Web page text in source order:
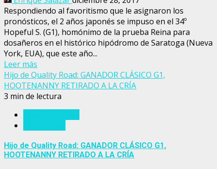
Respondiendo al favoritismo que le asignaron los
pronósticos, el 2 años japonés se impuso en el 34º
Hopeful S. (G1), homónimo de la prueba Reina para
dosañeros en el histórico hipódromo de Saratoga (Nueva
York, EUA), que este año...
Leer más
Hijo de Quality Road: GANADOR CLÁSICO G1,
HOOTENANNY RETIRADO A LA CRÍA
3 min de lectura
Hijo de Quality Road: GANADOR CLÁSICO G1,
HOOTENANNY RETIRADO A LA CRÍA